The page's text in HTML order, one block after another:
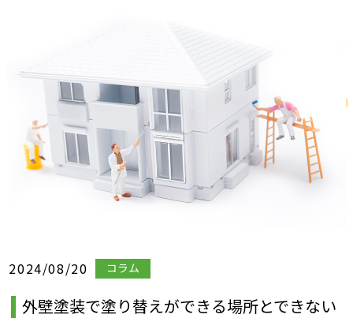
2024/08/20 コラム
外壁塗装で塗り替えができる場所とできない